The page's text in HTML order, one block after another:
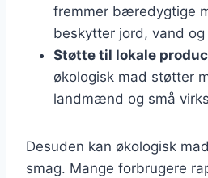
fremmer bæredygtige
beskytter jord, vand
Støtte til lokale
økologisk mad støtter
landmænd og små
Desuden kan økologisk
smag. Mange forbrugere